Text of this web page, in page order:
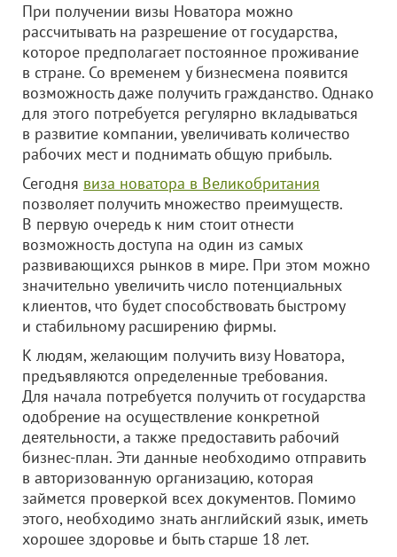
При получении визы Новатора можно
рассчитывать на разрешение от государства,
которое предполагает постоянное проживание
в стране. Со временем у бизнесмена появится
возможность даже получить гражданство. Однако
для этого потребуется регулярно вкладываться
в развитие компании, увеличивать количество
рабочих мест и поднимать общую прибыль.
Сегодня виза новатора в Великобритания
позволяет получить множество преимуществ.
В первую очередь к ним стоит отнести
возможность доступа на один из самых
развивающихся рынков в мире. При этом можно
значительно увеличить число потенциальных
клиентов, что будет способствовать быстрому
и стабильному расширению фирмы.
К людям, желающим получить визу Новатора,
предъявляются определенные требования.
Для начала потребуется получить от государства
одобрение на осуществление конкретной
деятельности, а также предоставить рабочий
бизнес-план. Эти данные необходимо отправить
в авторизованную организацию, которая
займется проверкой всех документов. Помимо
этого, необходимо знать английский язык, иметь
хорошее здоровье и быть старше 18 лет.